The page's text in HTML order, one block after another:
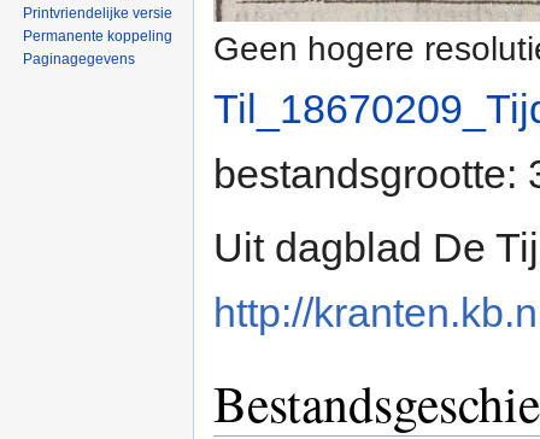
Geen hogere
bestandsgrootte:
Uit dagblad De
http://
Printvriendelijke versie
Permanente koppeling
Paginagegevens